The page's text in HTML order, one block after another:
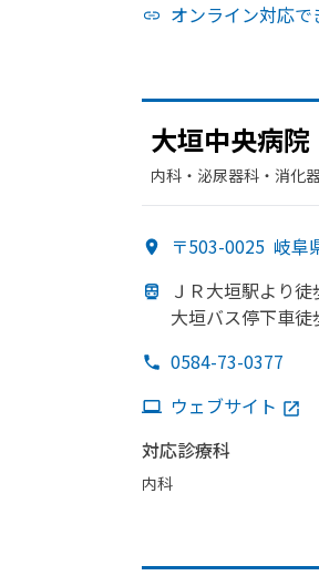
オンライン対応で
大垣中央病院
内科・​泌尿器科・​消化
〒503-0025 岐阜
ＪＲ大垣駅より徒
大垣バス停下車徒
0584-73-0377
ウェブサイト
対応診療科
内科